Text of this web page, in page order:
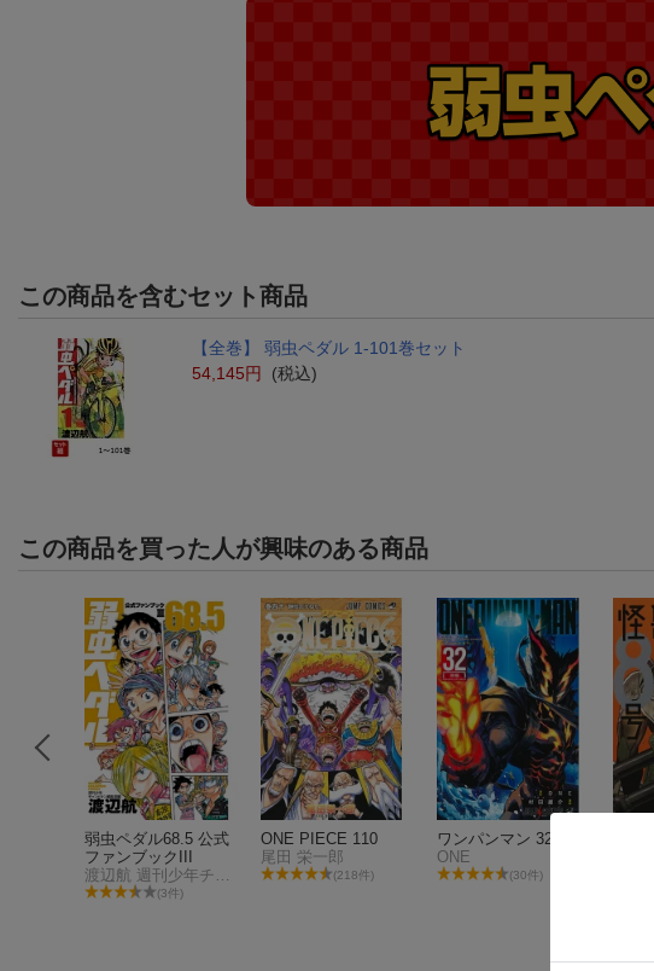
この商品を含むセット商品
【全巻】 弱虫ペダル 1-101巻セット
54,145円
(税込)
この商品を買った人が興味のある商品
弱虫ペダル68.5 公式
ファンブックIII
(3件)
ONE PIECE 110
尾田 栄一郎
(218件)
ワンパンマン 32
ONE
(30件)